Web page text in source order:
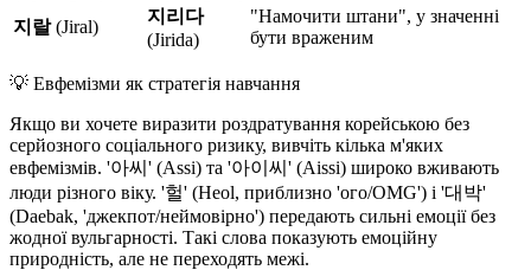
지랄(Jiral)
지리다
(Jirida)
"Намочити штани", у значенні
бути враженим
💡 Евфемізми як стратегія навчання
Якщо ви хочете виразити роздратування корейською без
серйозного соціального ризику, вивчіть кілька м'яких
евфемізмів. '아씨' (Assi) та '아이씨' (Aissi) широко вживають
люди різного віку. '헐' (Heol, приблизно 'ого/OMG') і '대박'
(Daebak, 'джекпот/неймовірно') передають сильні емоції без
жодної вульгарності. Такі слова показують емоційну
природність, але не переходять межі.